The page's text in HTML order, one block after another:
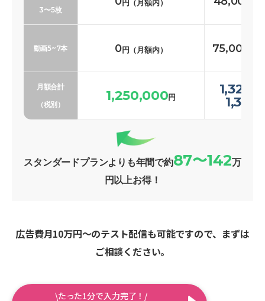
3〜5枚
円（月額内）
動画5~7本 0円（月額内） 75,000〜
月額合計
（税別）
1,250,000円
スタンダードプランよりも年間で約87〜142万
円以上お得！
広告費月10万円〜のテスト配信も可能ですので、まずは
ご相談ください。
\たった1分で入力完了！/